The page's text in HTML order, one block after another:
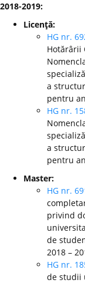
2018-2019:
Licenţă:
HG nr.
Hotărârii
a
pentru
HG nr.
a
pentru
Master:
HG nr.
privind
de
2018 –
HG nr.
de studii